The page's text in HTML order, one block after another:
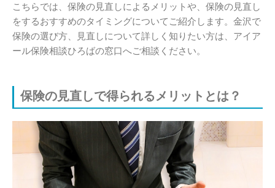
こちらでは、保険の見直しによるメリットや、保険の見直し
をするおすすめのタイミングについてご紹介します。金沢で
保険の選び方、見直しについて詳しく知りたい方は、アイア
ール保険相談ひろばの窓口へご相談ください。
保険の見直しで得られるメリットとは？